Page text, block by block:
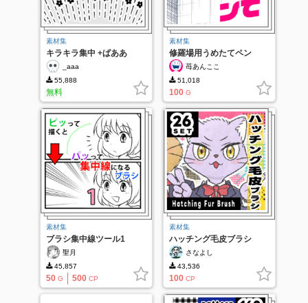
素材集
キラキラ集中 +ぱああ
_aaa
55,888
無料
素材集
修羅場用うめたてペン
苺あんここ
51,018
100 G
素材集
ブラシ集中線ツール1
聖月
45,857
50 G 500 CP
素材集
ハッチング毛皮ブラシ
さなよし
43,536
100 CP